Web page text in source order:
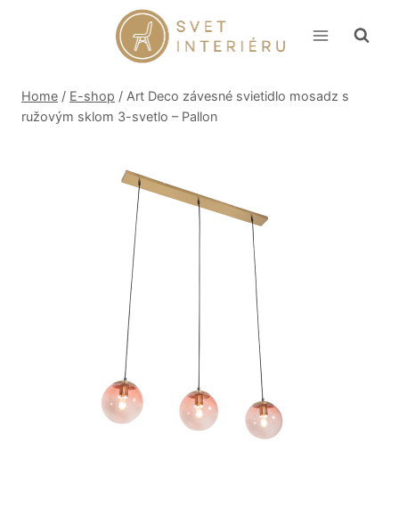
Home / E-shop / Art Deco závesné svietidlo mosadz s
ružovým sklom 3-svetlo – Pallon